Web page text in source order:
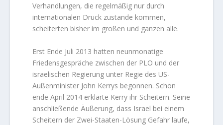
Verhandlungen, die regelmäßig nur durch
internationalen Druck zustande kommen,
scheiterten bisher im großen und ganzen alle.
Erst Ende Juli 2013 hatten neunmonatige
Friedensgespräche zwischen der PLO und der
israelischen Regierung unter Regie des US-
Außenminister John Kerrys begonnen. Schon
ende April 2014 erklärte Kerry ihr Scheitern. Seine
anschließende Äußerung, dass Israel bei einem
Scheitern der Zwei-Staaten-Lösung Gefahr laufe,